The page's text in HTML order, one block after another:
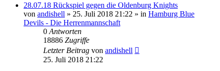
28.07.18 Rückspiel gegen die Oldenburg Knights
von andishell » 25. Juli 2018 21:22 » in Hamburg Blue
Devils - Die Herrenmannschaft
0 Antworten
18886 Zugriffe
Letzter Beitrag von andishell
25. Juli 2018 21:22